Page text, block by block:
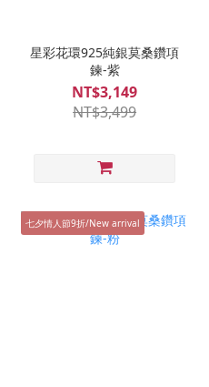
星彩花環925純銀莫桑鑽項
鍊-紫
NT$3,149
NT$3,499
七夕情人節9折/New arrival